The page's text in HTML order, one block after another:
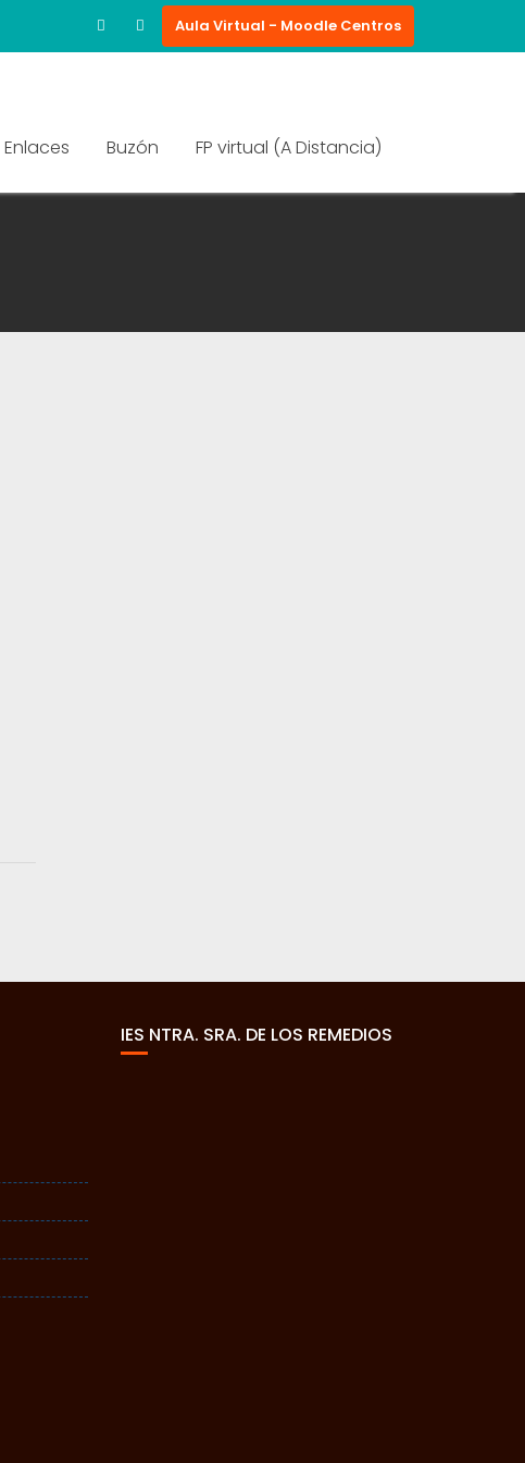
Aula Virtual - Moodle Centros
Enlaces Buzón FP virtual (A Distancia)
IES NTRA. SRA. DE LOS REMEDIOS